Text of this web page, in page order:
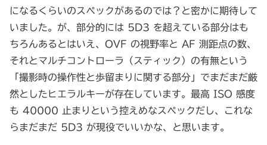
になるくらいのスペックがあるのでは？と密かに期待して
いました。が、部分的には 5D3 を超えている部分はも
ちろんあるとはいえ、OVF の視野率と AF 測距点の数、
それとマルチコントローラ（スティック）の有無という
「撮影時の操作性と歩留まりに関する部分」でまだまだ厳
然としたヒエラルキーが存在しています。最高 ISO 感度
も 40000 止まりという控えめなスペックだし、これな
らまだまだ 5D3 が現役でいいかな、と思います。